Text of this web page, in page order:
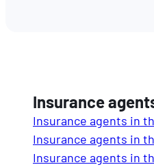
Insurance
Insurance agents in
Insurance agents in
Insurance agents in